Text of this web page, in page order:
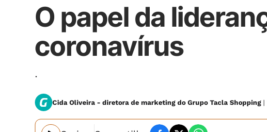
O papel da
coronavírus
.
Cida Oliveira - diretora de marketing do Grupo Tacla Shopping |